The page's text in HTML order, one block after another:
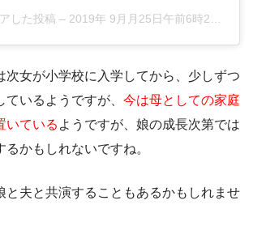
した投稿 – 2019年 9月月25日午前6時25分PDT
次女が小学校に入学してから、少しずつ
ているようですが、 今は母としての家庭
いている ようですが、娘の成長次第では
かもしれないですね。
と夫と共演することもあるかもしれませ